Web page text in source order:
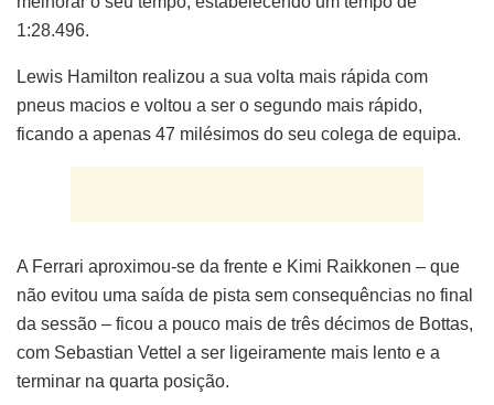
1:28.496.
Lewis Hamilton realizou a sua volta mais rápida com
pneus macios e voltou a ser o segundo mais rápido,
ficando a apenas 47 milésimos do seu colega de equipa.
A Ferrari aproximou-se da frente e Kimi Raikkonen – que
não evitou uma saída de pista sem consequências no final
da sessão – ficou a pouco mais de três décimos de Bottas,
com Sebastian Vettel a ser ligeiramente mais lento e a
terminar na quarta posição.